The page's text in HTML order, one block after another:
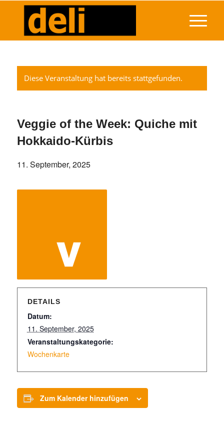
Diese Veranstaltung hat bereits stattgefunden.
Veggie of the Week: Quiche mit
Hokkaido-Kürbis
11. September, 2025
DETAILS
Datum:
11. September, 2025
Veranstaltungskategorie:
Wochenkarte
Zum Kalender hinzufügen